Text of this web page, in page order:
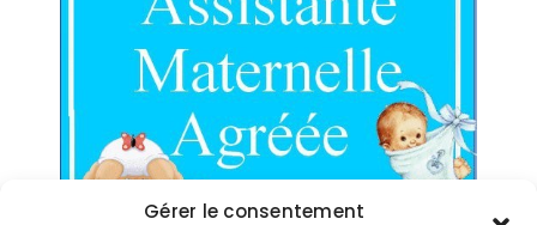
Gérer le consentement